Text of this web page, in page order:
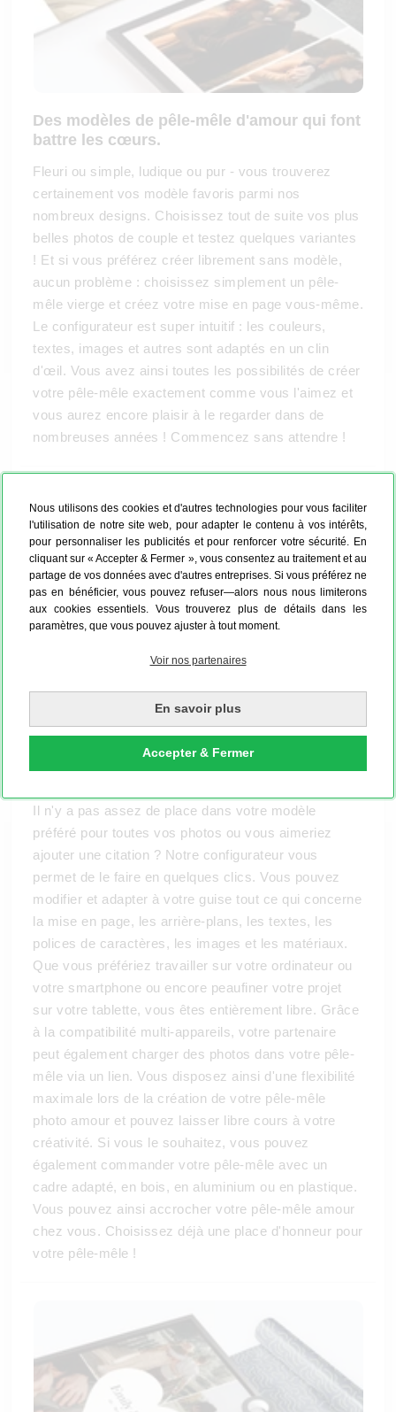
Nous utilisons des cookies et d'autres technologies pour vous faciliter
l'utilisation de notre site web, pour adapter le contenu à vos intérêts,
pour personnaliser les publicités et pour renforcer votre sécurité. En
cliquant sur « Accepter & Fermer », vous consentez au traitement et au
partage de vos données avec d'autres entreprises. Si vous préférez ne
pas en bénéficier, vous pouvez refuser—alors nous nous limiterons
aux cookies essentiels. Vous trouverez plus de détails dans les
paramètres, que vous pouvez ajuster à tout moment.
Voir nos partenaires
En savoir plus
Accepter & Fermer
Des modèles de pêle-mêle d'amour qui font
battre les cœurs.
Fleuri ou simple, ludique ou pur - vous trouverez
certainement vos modèle favoris parmi nos
nombreux designs. Choisissez tout de suite vos plus
belles photos de couple et testez quelques variantes
! Et si vous préférez créer librement sans modèle,
aucun problème : choisissez simplement un pêle-
mêle vierge et créez votre mise en page vous-même.
Le configurateur est super intuitif : les couleurs,
textes, images et autres sont adaptés en un clin
d'œil. Vous avez ainsi toutes les possibilités de créer
votre pêle-mêle exactement comme vous l'aimez et
vous aurez encore plaisir à le regarder dans de
nombreuses années ! Commencez sans attendre !
Pêle-mêle amour - il suffit de choisir un
Il n'y a pas assez de place dans votre modèle
préféré pour toutes vos photos ou vous aimeriez
ajouter une citation ? Notre configurateur vous
permet de le faire en quelques clics. Vous pouvez
modifier et adapter à votre guise tout ce qui concerne
la mise en page, les arrière-plans, les textes, les
polices de caractères, les images et les matériaux.
Que vous préfériez travailler sur votre ordinateur ou
votre smartphone ou encore peaufiner votre projet
sur votre tablette, vous êtes entièrement libre. Grâce
à la compatibilité multi-appareils, votre partenaire
peut également charger des photos dans votre pêle-
mêle via un lien. Vous disposez ainsi d'une flexibilité
maximale lors de la création de votre pêle-mêle
photo amour et pouvez laisser libre cours à votre
créativité. Si vous le souhaitez, vous pouvez
également commander votre pêle-mêle avec un
cadre adapté, en bois, en aluminium ou en plastique.
Vous pouvez ainsi accrocher votre pêle-mêle amour
chez vous. Choisissez déjà une place d'honneur pour
votre pêle-mêle !